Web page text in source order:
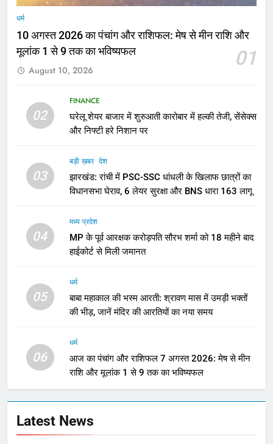
धर्म
10 अगस्त 2026 का पंचांग और राशिफल: मेष से मीन राशि और
मूलांक 1 से 9 तक का भविष्यफल
01
August 10, 2026
02
FINANCE
घरेलू शेयर बाजार में शुरुआती कारोबार में हल्की तेजी, सेंसेक्स
और निफ्टी हरे निशान पर
03
बड़ी ख़बर देश
झारखंड: रांची में PSC-SSC धांधली के खिलाफ छात्रों का
विधानसभा घेराव, 6 लेयर सुरक्षा और BNS धारा 163 लागू
04
मध्य प्रदेश
MP के पूर्व आरक्षक करोड़पति सौरभ शर्मा को 18 महीने बाद
हाईकोर्ट से मिली जमानत
05
धर्म
बाबा महाकाल की भस्म आरती: श्रावण मास में उमड़ी भक्तों
की भीड़, जानें मंदिर की आरतियों का नया समय
06
धर्म
आज का पंचांग और राशिफल 7 अगस्त 2026: मेष से मीन
राशि और मूलांक 1 से 9 तक का भविष्यफल
Latest News